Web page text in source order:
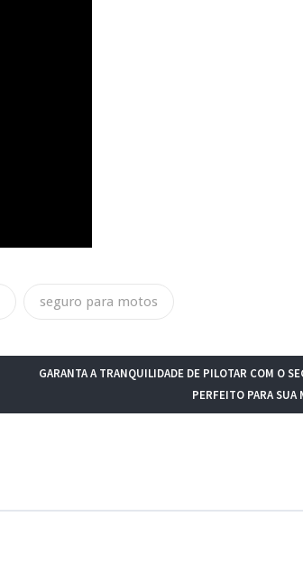
seguro para motos
GARANTA A TRANQUILIDADE DE PILOTAR COM O
PERFEITO PARA SUA